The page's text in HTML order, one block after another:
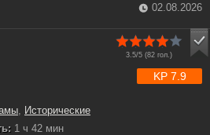
02.08.2026
3.5/5 (82 гол.)
Исторические
1 ч 42 мин
KP 7.9